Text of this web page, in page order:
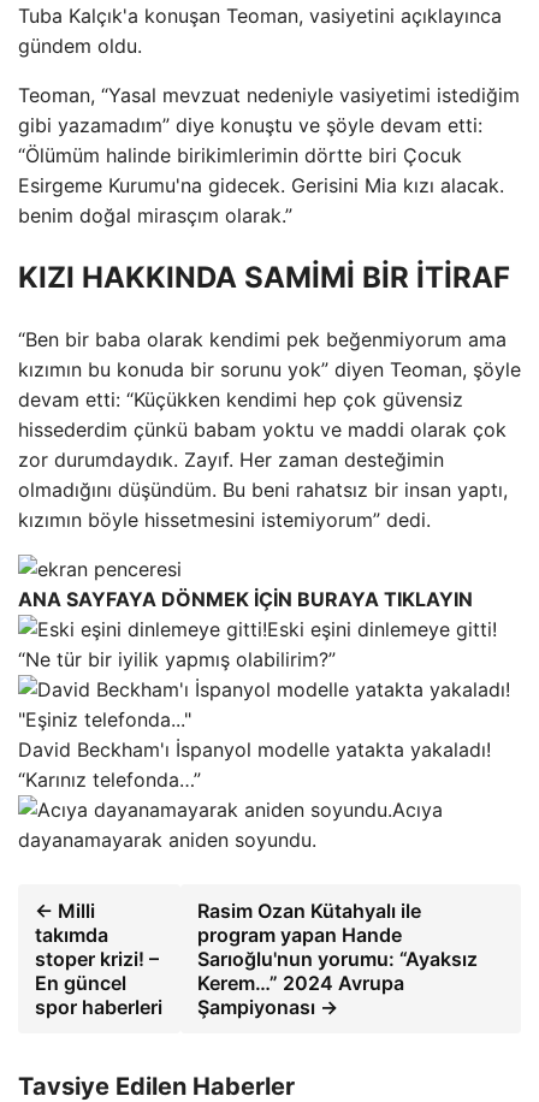
Tuba Kalçık'a konuşan Teoman, vasiyetini açıklayınca
gündem oldu.
Teoman, “Yasal mevzuat nedeniyle vasiyetimi istediğim
gibi yazamadım” diye konuştu ve şöyle devam etti:
“Ölümüm halinde birikimlerimin dörtte biri Çocuk
Esirgeme Kurumu'na gidecek. Gerisini Mia kızı alacak.
benim doğal mirasçım olarak.”
KIZI HAKKINDA SAMİMİ BİR İTİRAF
“Ben bir baba olarak kendimi pek beğenmiyorum ama
kızımın bu konuda bir sorunu yok” diyen Teoman, şöyle
devam etti: “Küçükken kendimi hep çok güvensiz
hissederdim çünkü babam yoktu ve maddi olarak çok
zor durumdaydık. Zayıf. Her zaman desteğimin
olmadığını düşündüm. Bu beni rahatsız bir insan yaptı,
kızımın böyle hissetmesini istemiyorum” dedi.
ANA SAYFAYA DÖNMEK İÇİN BURAYA TIKLAYIN
Eski eşini dinlemeye gitti!
“Ne tür bir iyilik yapmış olabilirim?”
David Beckham'ı İspanyol modelle yatakta yakaladı!
“Karınız telefonda…”
Acıya
dayanamayarak aniden soyundu.
← Milli
takımda
stoper krizi! –
En güncel
spor haberleri
Rasim Ozan Kütahyalı ile
program yapan Hande
Sarıoğlu'nun yorumu: “Ayaksız
Kerem…” 2024 Avrupa
Şampiyonası →
Tavsiye Edilen Haberler